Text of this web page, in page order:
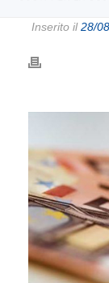
Inserito il28/